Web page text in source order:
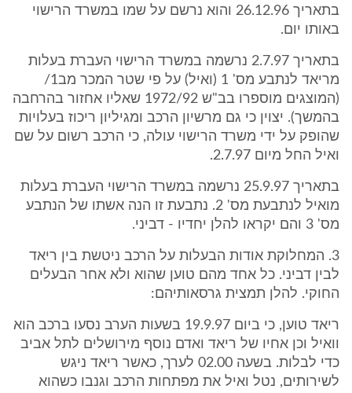
בתאריך 26.12.96 והוא נרשם על שמו במשרד הרישוי
באותו יום.
בתאריך 2.7.97 נרשמה במשרד הרישוי העברת בעלות
מריאד לנתבע מס' 1 (ואיל) על פי שטר המכר מב1/
(המוצגים מוספרו בב"ש 1972/92 שאליו אחזור בהרחבה
בהמשך). יצוין כי גם מרשיון הרכב ומגיליון ריכוז בעלויות
שהופק על ידי משרד הרישוי עולה, כי הרכב רשום על שם
ואיל החל מיום 2.7.97.
בתאריך 25.9.97 נרשמה במשרד הרישוי העברת בעלות
מואיל לנתבעת מס' 2. נתבעת זו הנה אשתו של הנתבע
מס' 3 והם יקראו להלן יחדיו - דביני.
3. המחלוקת אודות הבעלות על הרכב ניטשת בין ריאד
לבין דביני. כל אחד מהם טוען שהוא ולא אחר הבעלים
החוקי. להלן תמצית גרסאותיהם:
ריאד טוען, כי ביום 19.9.97 בשעות הערב נסעו ברכב הוא
וואיל וכן אחיו של ריאד ואדם נוסף מירושלים לתל אביב
כדי לבלות. בשעה 02.00 לערך, כאשר ריאד ניגש
לשירותים, נטל ואיל את מפתחות הרכב וגנבו כשהוא